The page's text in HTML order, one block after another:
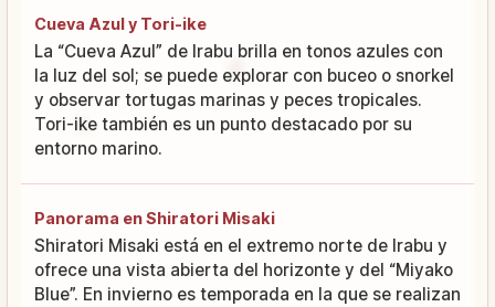
Cueva Azul y Tori-ike
La “Cueva Azul” de Irabu brilla en tonos azules con
la luz del sol; se puede explorar con buceo o snorkel
y observar tortugas marinas y peces tropicales.
Tori-ike también es un punto destacado por su
entorno marino.
Panorama en Shiratori Misaki
Shiratori Misaki está en el extremo norte de Irabu y
ofrece una vista abierta del horizonte y del “Miyako
Blue”. En invierno es temporada en la que se realizan